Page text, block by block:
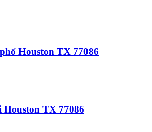
Houston TX 77086
Houston TX 77086